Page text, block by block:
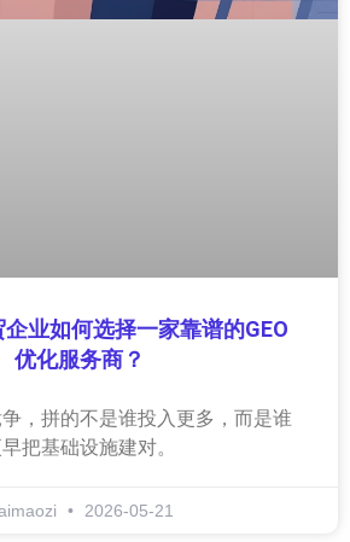
业如何选择一家靠谱的GEO
优化服务商？
，拼的不是谁投入更多，而是谁
把基础设施建对。
2026-05-21